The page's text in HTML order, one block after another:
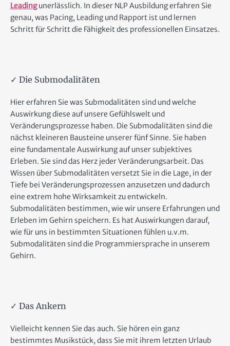
Leadingunerlässlich. In dieser NLP Ausbildung erfahren Sie
genau, was Pacing, Leading und Rapport ist und lernen
Schritt für Schritt die Fähigkeit des professionellen Einsatzes.
✓ Die Submodalitäten
Hier erfahren Sie was Submodalitäten sind und welche
Auswirkung diese auf unsere Gefühlswelt und
Veränderungsprozesse haben. Die Submodalitäten sind die
nächst kleineren Bausteine unserer fünf Sinne. Sie haben
eine fundamentale Auswirkung auf unser subjektives
Erleben. Sie sind das Herz jeder Veränderungsarbeit. Das
Wissen über Submodalitäten versetzt Sie in die Lage, in der
Tiefe bei Veränderungsprozessen anzusetzen und dadurch
eine extrem hohe Wirksamkeit zu entwickeln.
Submodalitäten bestimmen, wie wir unsere Erfahrungen und
Erleben im Gehirn speichern. Es hat Auswirkungen darauf,
wie für uns in bestimmten Situationen fühlen u.v.m.
Submodalitäten sind die Programmiersprache in unserem
Gehirn.
✓ Das Ankern
Vielleicht kennen Sie das auch. Sie hören ein ganz
bestimmtes Musikstück, dass Sie mit ihrem letzten Urlaub